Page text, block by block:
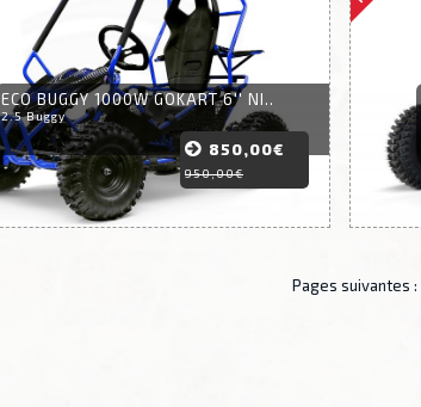
ECO BUGGY 1000W GOKART 6'' NI..
2.5 Buggy
850,00€
950,00€
Pages suivantes :